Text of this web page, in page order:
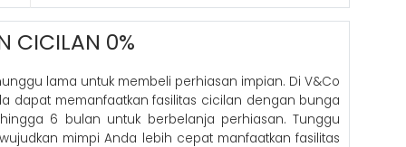
CICILAN 0%
lama untuk membeli perhiasan impian. Di V&Co
dapat memanfaatkan fasilitas cicilan dengan bunga
6 bulan untuk berbelanja perhiasan. Tunggu
mimpi Anda lebih cepat manfaatkan fasilitas